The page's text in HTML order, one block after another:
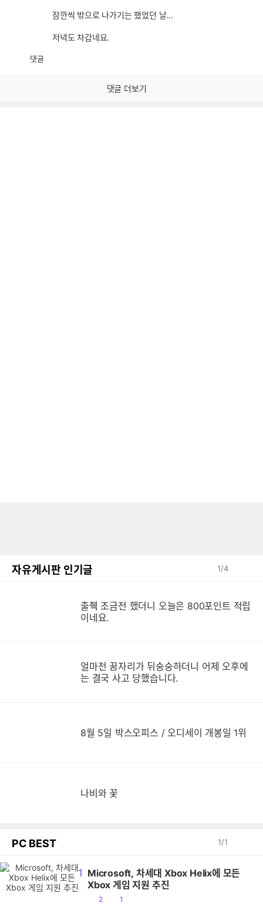
잠깐씩 밖으로 나가기는 했었던 날...
저녁도 차갑네요.
댓글
댓글 더보기
자유게시판 인기글 1/4
출췍 조금전 했더니 오늘은 800포인트 적립
이네요.
얼마전 꿈자리가 뒤숭숭하더니 어제 오후에
는 결국 사고 당했습니다.
8월 5일 박스오피스 / 오디세이 개봉일 1위
나비와 꽃
PC BEST 1/1
1 Microsoft, 차세대 Xbox Helix에 모든
Xbox 게임 지원 추진
공
2
댓1